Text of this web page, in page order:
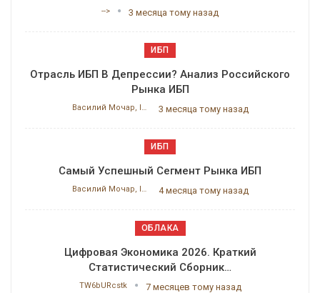
--> 3 месяца тому назад
ИБП
Отрасль ИБП В Депрессии? Анализ Российского
Рынка ИБП
Василий Мочар, ITResearch 3 месяца тому назад
ИБП
Самый Успешный Сегмент Рынка ИБП
Василий Мочар, ITResearch 4 месяца тому назад
ОБЛАКА
Цифровая Экономика 2026. Краткий
Статистический Сборник…
TW6bURcstk 7 месяцев тому назад